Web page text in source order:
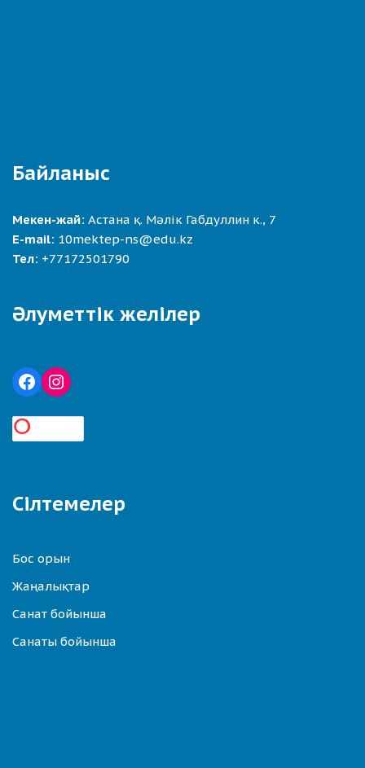
Байланыс
Мекен-жай: Астана қ. Мәлік Габдуллин к., 7
E-mail: 10mektep-ns@edu.kz
Тел: +77172501790
Әлуметтік желілер
Сілтемелер
Бос орын
Жаңалықтар
Санат бойынша
Санаты бойынша